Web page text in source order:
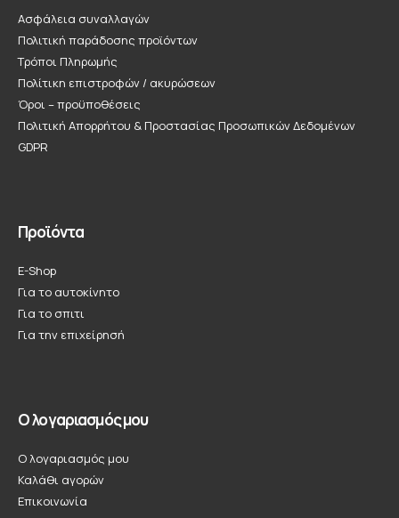
Ασφάλεια συναλλαγών
Πολιτική παράδοσης προϊόντων
Τρόποι Πληρωμής
Πολίτικη επιστροφών / ακυρώσεων
Όροι – προϋποθέσεις
Πολιτική Απορρήτου & Προστασίας Προσωπικών Δεδομένων
GDPR
Προϊόντα
E-Shop
Για το αυτοκίνητο
Για το σπιτι
Για την επιχείρησή
Ο λογαριασμός μου
Ο λογαριασμός μου
Καλάθι αγορών
Επικοινωνία